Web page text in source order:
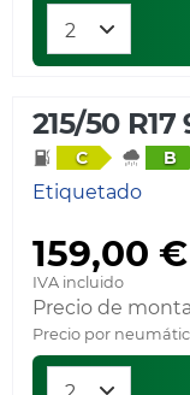
215/50 R17
C B
Etiquetado
159,00 €
IVA incluido
Precio de
Precio por